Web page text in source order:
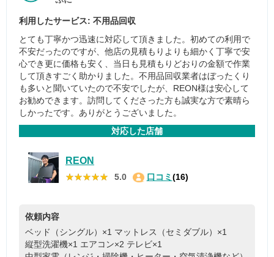
利用したサービス: 不用品回収
とても丁寧かつ迅速に対応して頂きました。初めての利用で
不安だったのですが、他店の見積もりよりも細かく丁寧で安
心でき更に価格も安く、当日も見積もりどおりの金額で作業
して頂きすごく助かりました。不用品回収業者はぼったくり
も多いと聞いていたので不安でしたが、REON様は安心して
お勧めできます。訪問してくださった方も誠実な方で素晴ら
しかったです。ありがとうございました。
対応した店舗
REON
★★★★★
★★★★★ 5.0 口コミ (16)
依頼内容
ベッド（シングル）×1 マットレス（セミダブル）×1
縦型洗濯機×1 エアコン×2 テレビ×1